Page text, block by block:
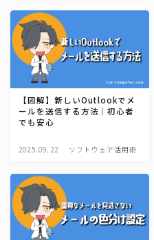
【図解】新しいOutlookでメ
ールを送信する方法｜初心者
でも安心
2025.09.22 ソフトウェア活用術